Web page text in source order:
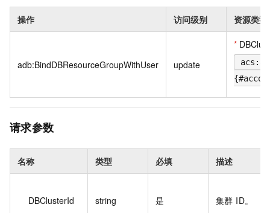
操作 访问级别 资源类型
adb:BindDBResourceGroupWithUser update
*
请求参数
名称 类型 必填 描述
DBClusterId string 是 集群 ID。